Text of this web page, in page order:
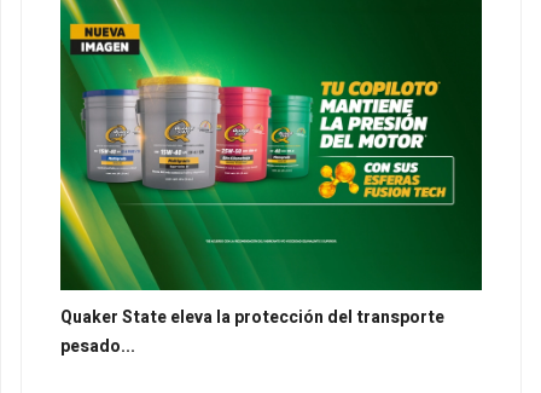
Quaker State eleva la protección del transporte
pesado...